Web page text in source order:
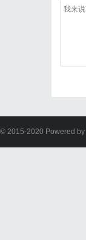
© 2015-2020 Powered by